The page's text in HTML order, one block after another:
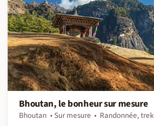
Bhoutan, le bonheur sur mesure
Bhoutan Sur mesure
Randonnée, trek